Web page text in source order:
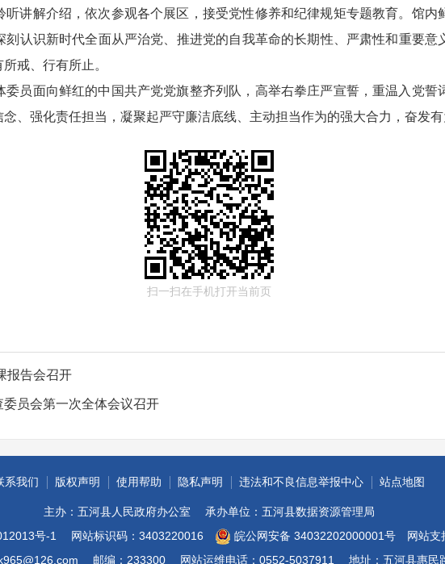
讲解介绍，依次参观各个展区，接受党性修养和纪律规矩专题教育。馆内
认识新时代全面从严治党、推进党的自我革命的长期性、严肃性和重要
戒、行有所止。
员面向鲜红的中国共产党党旗整齐列队，高举右拳庄严宣誓，重温入党
、强化责任担当，凝聚起严守廉洁底线、主动担当作为的强大合力，奋发有
扫一扫在手机打开当前页
报告会召开
员会第一次全体会议召开
系我们 版权声明 使用帮助 隐私声明 违法和不良信息举报中心 站点地图
主办：五河县人民政府办公室
承办单位：五河县数据资源管理局
号-1
网站标识码：3403220016 皖公网安备 34032202000001号
网站支
邮编：233300 网站运维电话：0552-5037911 地址：五河县惠民